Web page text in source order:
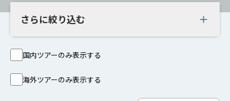
さらに絞り込む
国内ツアーのみ表示する
海外ツアーのみ表示する